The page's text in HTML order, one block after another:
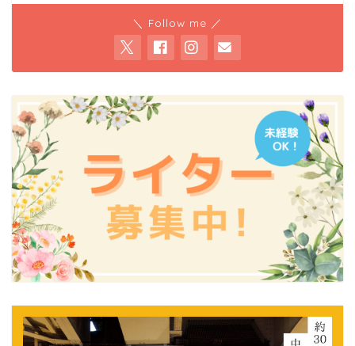
＼ Follow me ／